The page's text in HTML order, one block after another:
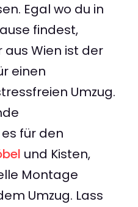
Egal wo du in
findest,
aus Wien ist der
einen
Umzug.
es für den
und Kisten,
Montage
Umzug. Lass